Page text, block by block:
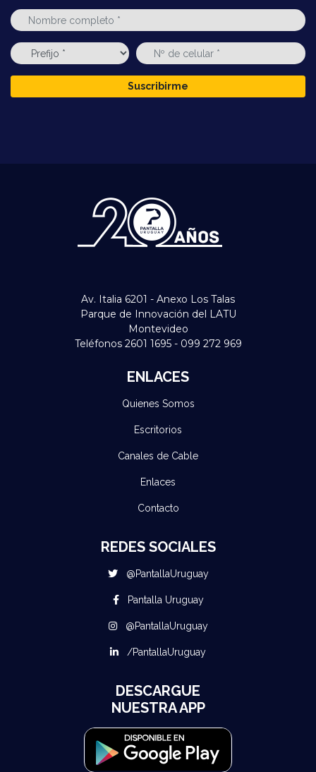
Suscribirme
Av. Italia 6201 - Anexo Los Talas
Parque de Innovación del LATU
Montevideo
Teléfonos 2601 1695 - 099 272 969
ENLACES
Quienes Somos
Escritorios
Canales de Cable
Enlaces
Contacto
REDES SOCIALES
@PantallaUruguay
Pantalla Uruguay
@PantallaUruguay
/PantallaUruguay
DESCARGUE
NUESTRA APP